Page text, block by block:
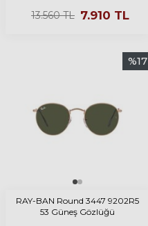
13.560TL 7.910 TL
%17
RAY-BAN Round 3447 9202R5
53 Güneş Gözlüğü